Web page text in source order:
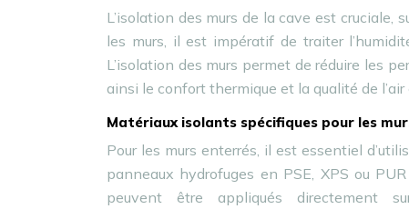
L’isolation des murs de la cave est
les murs, il est impératif de traiter
L’isolation des murs permet de réduire les
ainsi le confort thermique et la qualité de
Matériaux isolants spécifiques pour les
Pour les murs enterrés, il est essentiel
panneaux hydrofuges en PSE, XPS ou
peuvent être appliqués directement